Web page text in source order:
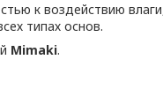
к воздействию
типах основ.
Mimaki.